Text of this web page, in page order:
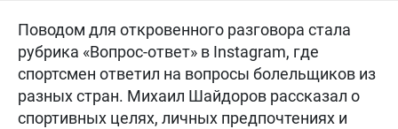
Поводом для откровенного разговора стала
рубрика «Вопрос-ответ» в Instagram, где
спортсмен ответил на вопросы болельщиков из
разных стран. Михаил Шайдоров рассказал о
спортивных целях, личных предпочтениях и